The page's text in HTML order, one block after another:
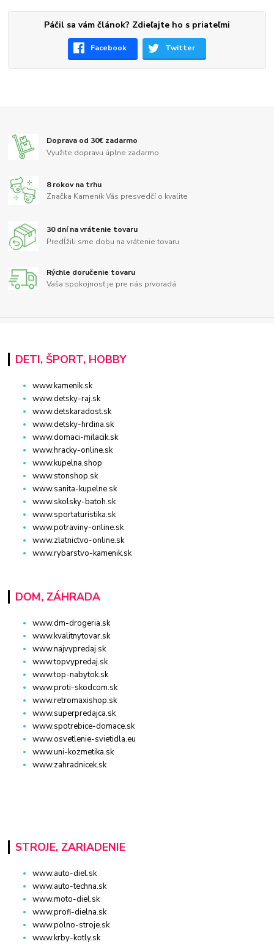
Páčil sa vám článok? Zdieľajte ho s priateľmi
Facebook Twitter
Doprava od 30€ zadarmo
Využite dopravu úplne zadarmo
8 rokov na trhu
Značka Kameník Vás presvedčí o kvalite
30 dní na vrátenie tovaru
Predĺžili sme dobu na vrátenie tovaru
Rýchle doručenie tovaru
Vaša spokojnosť je pre nás prvoradá
DETI, ŠPORT, HOBBY
www.kamenik.sk
www.detsky-raj.sk
www.detskaradost.sk
www.detsky-hrdina.sk
www.domaci-milacik.sk
www.hracky-online.sk
www.kupelna.shop
www.stonshop.sk
www.sanita-kupelne.sk
www.skolsky-batoh.sk
www.sportaturistika.sk
www.potraviny-online.sk
www.zlatnictvo-online.sk
www.rybarstvo-kamenik.sk
DOM, ZÁHRADA
www.dm-drogeria.sk
www.kvalitnytovar.sk
www.najvypredaj.sk
www.topvypredaj.sk
www.top-nabytok.sk
www.proti-skodcom.sk
www.retromaxishop.sk
www.superpredajca.sk
www.spotrebice-domace.sk
www.osvetlenie-svietidla.eu
www.uni-kozmetika.sk
www.zahradnicek.sk
STROJE, ZARIADENIE
www.auto-diel.sk
www.auto-techna.sk
www.moto-diel.sk
www.profi-dielna.sk
www.polno-stroje.sk
www.krby-kotly.sk